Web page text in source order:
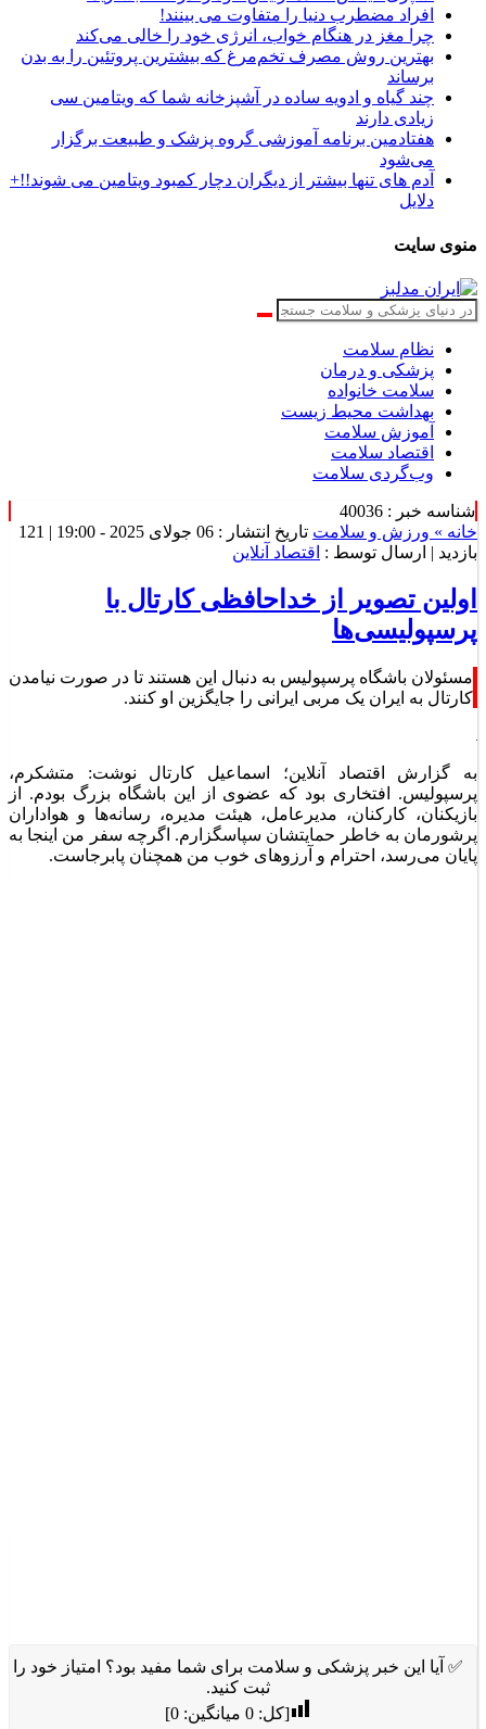
افراد مضطرب دنیا را متفاوت می بینند!
چرا مغز در هنگام خواب، انرژی خود را خالی می‌کند
بهترین روش مصرف تخم‌مرغ که بیشترین پروتئین را به بدن
برساند
چند گیاه و ادویه ساده در آشپزخانه شما که ویتامین سی
زیادی دارند
هفتادمین برنامه آموزشی گروه پزشک و طبیعت برگزار
می‌شود
آدم های تنها بیشتر از دیگران دچار کمبود ویتامین می شوند!!+
دلایل
منوی سایت
نظام سلامت
پزشکی و درمان
سلامت خانواده
بهداشت محیط زیست
آموزش سلامت
اقتصاد سلامت
وب‌گردی سلامت
شناسه خبر : 40036
خانه » ورزش و سلامت تاریخ انتشار : 06 جولای 2025 - 19:00 |
121
بازدید | ارسال توسط : اقتصاد آنلاین
اولین تصویر از خداحافظی کارتال با
پرسپولیسی‌ها
مسئولان باشگاه پرسپولیس به دنبال این هستند تا در صورت نیامدن
کارتال به ایران یک مربی ایرانی را جایگزین او کنند.
به گزارش اقتصاد آنلاین؛ اسماعیل کارتال نوشت: متشکرم،
پرسپولیس. افتخاری بود که عضوی از این باشگاه بزرگ بودم. از
بازیکنان، کارکنان، مدیرعامل، هیئت مدیره، رسانه‌ها و هواداران
پرشورمان به خاطر حمایتشان سپاسگزارم. اگرچه سفر من اینجا به
پایان می‌رسد، احترام و آرزو‌های خوب من همچنان پابرجاست.
✅ آیا این خبر پزشکی و سلامت برای شما مفید بود؟ امتیاز خود را
ثبت کنید.
[کل:0 میانگین:0
]